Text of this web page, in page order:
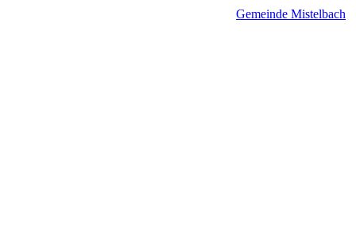
Gemeinde Mistelbach